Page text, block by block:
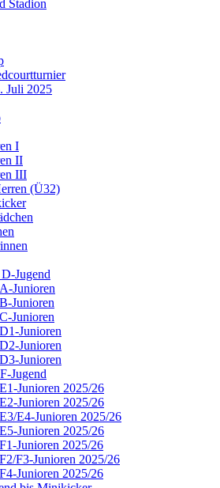
Stadion
Juli 2025
I
II
III
(Ü32)
Jugend
A-Junioren
B-Junioren
C-Junioren
D1-Junioren
D2-Junioren
D3-Junioren
Jugend
E1-Junioren 2025/26
E2-Junioren 2025/26
E3/E4-Junioren 2025/26
E5-Junioren 2025/26
F1-Junioren 2025/26
F2/F3-Junioren 2025/26
F4-Junioren 2025/26